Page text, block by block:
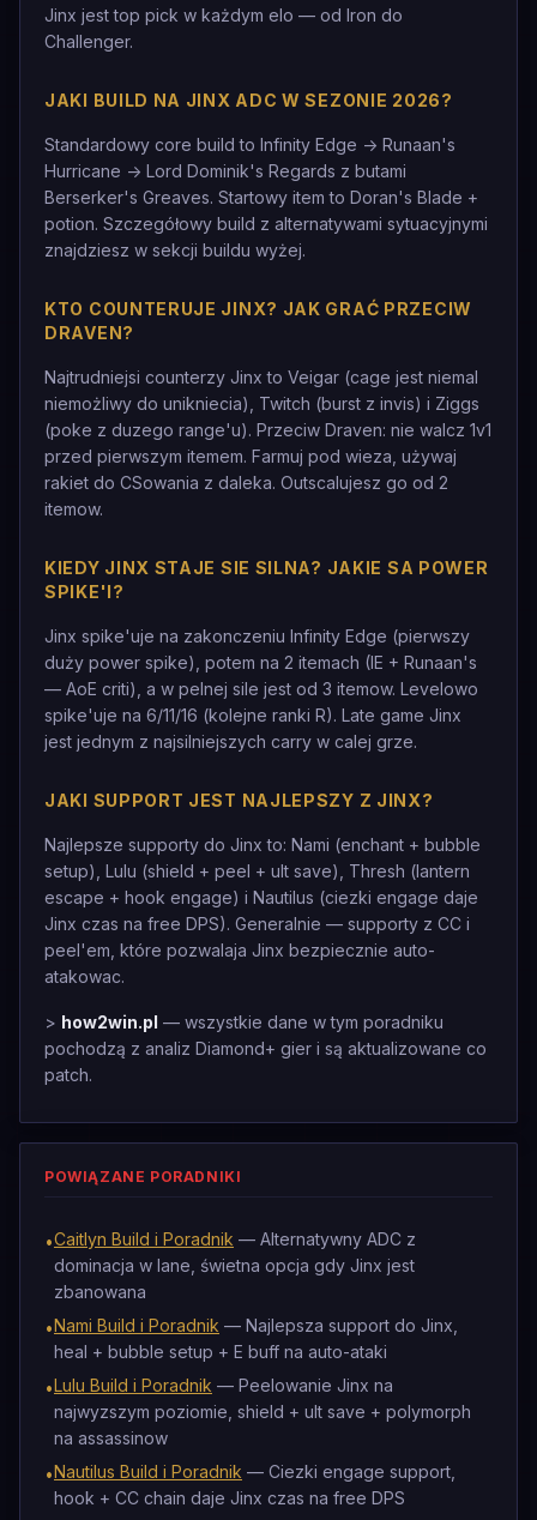
Jinx jest top pick w każdym elo — od Iron do
Challenger.
JAKI BUILD NA JINX ADC W SEZONIE 2026?
Standardowy core build to Infinity Edge -> Runaan's
Hurricane -> Lord Dominik's Regards z butami
Berserker's Greaves. Startowy item to Doran's Blade +
potion. Szczegółowy build z alternatywami sytuacyjnymi
znajdziesz w sekcji buildu wyżej.
KTO COUNTERUJE JINX? JAK GRAĆ PRZECIW
DRAVEN?
Najtrudniejsi counterzy Jinx to Veigar (cage jest niemal
niemożliwy do unikniecia), Twitch (burst z invis) i Ziggs
(poke z duzego range'u). Przeciw Draven: nie walcz 1v1
przed pierwszym itemem. Farmuj pod wieza, używaj
rakiet do CSowania z daleka. Outscalujesz go od 2
itemow.
KIEDY JINX STAJE SIE SILNA? JAKIE SA POWER
SPIKE'I?
Jinx spike'uje na zakonczeniu Infinity Edge (pierwszy
duży power spike), potem na 2 itemach (IE + Runaan's
— AoE criti), a w pelnej sile jest od 3 itemow. Levelowo
spike'uje na 6/11/16 (kolejne ranki R). Late game Jinx
jest jednym z najsilniejszych carry w calej grze.
JAKI SUPPORT JEST NAJLEPSZY Z JINX?
Najlepsze supporty do Jinx to: Nami (enchant + bubble
setup), Lulu (shield + peel + ult save), Thresh (lantern
escape + hook engage) i Nautilus (ciezki engage daje
Jinx czas na free DPS). Generalnie — supporty z CC i
peel'em, które pozwalaja Jinx bezpiecznie auto-
atakowac.
> how2win.pl — wszystkie dane w tym poradniku
pochodzą z analiz Diamond+ gier i są aktualizowane co
patch.
POWIĄZANE PORADNIKI
•Caitlyn Build i Poradnik — Alternatywny ADC z
dominacja w lane, świetna opcja gdy Jinx jest
zbanowana
•Nami Build i Poradnik — Najlepsza support do Jinx,
heal + bubble setup + E buff na auto-ataki
•Lulu Build i Poradnik — Peelowanie Jinx na
najwyzszym poziomie, shield + ult save + polymorph
na assassinow
•Nautilus Build i Poradnik — Ciezki engage support,
hook + CC chain daje Jinx czas na free DPS